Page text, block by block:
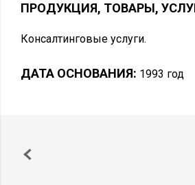
ПРОДУКЦИЯ, ТОВАРЫ,
Консалтинговые услуги.
ДАТА ОСНОВАНИЯ: 1993 год